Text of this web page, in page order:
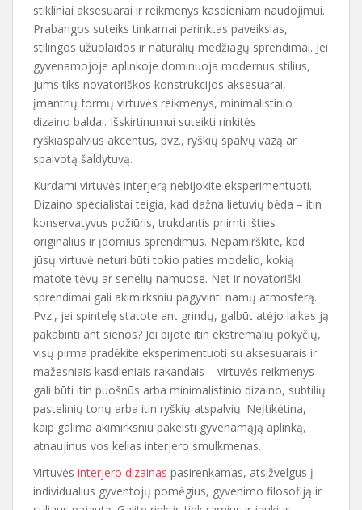
stikliniai aksesuarai ir reikmenys kasdieniam naudojimui.
Prabangos suteiks tinkamai parinktas paveikslas,
stilingos užuolaidos ir natūralių medžiagų sprendimai. Jei
gyvenamojoje aplinkoje dominuoja modernus stilius,
jums tiks novatoriškos konstrukcijos aksesuarai,
įmantrių formų virtuvės reikmenys, minimalistinio
dizaino baldai. Išskirtinumui suteikti rinkitės
ryškiaspalvius akcentus, pvz., ryškių spalvų vazą ar
spalvotą šaldytuvą.
Kurdami virtuvės interjerą nebijokite eksperimentuoti.
Dizaino specialistai teigia, kad dažna lietuvių bėda – itin
konservatyvus požiūris, trukdantis priimti išties
originalius ir įdomius sprendimus. Nepamirškite, kad
jūsų virtuvė neturi būti tokio paties modelio, kokią
matote tėvų ar senelių namuose. Net ir novatoriški
sprendimai gali akimirksniu pagyvinti namų atmosferą.
Pvz., jei spintelę statote ant grindų, galbūt atėjo laikas ją
pakabinti ant sienos? Jei bijote itin ekstremalių pokyčių,
visų pirma pradėkite eksperimentuoti su aksesuarais ir
mažesniais kasdieniais rakandais – virtuvės reikmenys
gali būti itin puošnūs arba minimalistinio dizaino, subtilių
pastelinių tonų arba itin ryškių atspalvių. Neįtikėtina,
kaip galima akimirksniu pakeisti gyvenamąją aplinką,
atnaujinus vos kelias interjero smulkmenas.
Virtuvės interjero dizainas pasirenkamas, atsižvelgus į
individualius gyventojų pomėgius, gyvenimo filosofiją ir